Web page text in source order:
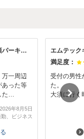
エムテックキッズランド大須パーキング
一周辺
あった等
た
どなく断
しみた
2026年8月5日
勤、ビジネス
満足度：
受付の男性
た。
大須に行く
ます。